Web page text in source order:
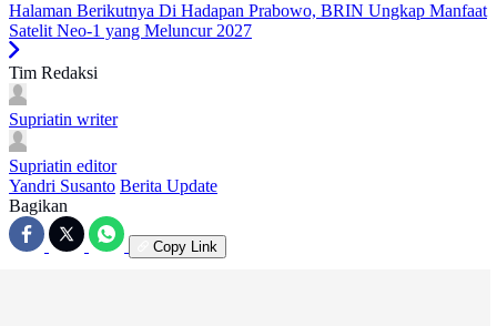
Halaman Berikutnya Di Hadapan Prabowo, BRIN Ungkap Manfaat
Satelit Neo-1 yang Meluncur 2027
Tim Redaksi
Supriatin writer
Supriatin editor
Yandri Susanto Berita Update
Bagikan
Copy Link